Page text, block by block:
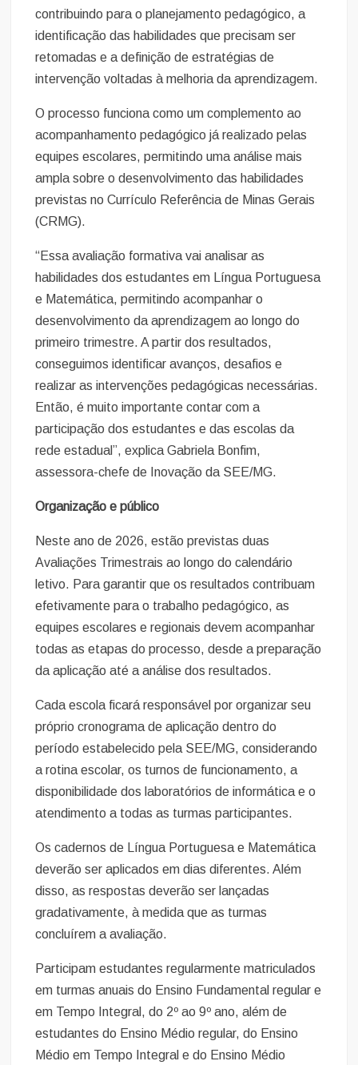
contribuindo para o planejamento pedagógico, a
identificação das habilidades que precisam ser
retomadas e a definição de estratégias de
intervenção voltadas à melhoria da aprendizagem.
O processo funciona como um complemento ao
acompanhamento pedagógico já realizado pelas
equipes escolares, permitindo uma análise mais
ampla sobre o desenvolvimento das habilidades
previstas no Currículo Referência de Minas Gerais
(CRMG).
“Essa avaliação formativa vai analisar as
habilidades dos estudantes em Língua Portuguesa
e Matemática, permitindo acompanhar o
desenvolvimento da aprendizagem ao longo do
primeiro trimestre. A partir dos resultados,
conseguimos identificar avanços, desafios e
realizar as intervenções pedagógicas necessárias.
Então, é muito importante contar com a
participação dos estudantes e das escolas da
rede estadual”, explica Gabriela Bonfim,
assessora-chefe de Inovação da SEE/MG.
Organização e público
Neste ano de 2026, estão previstas duas
Avaliações Trimestrais ao longo do calendário
letivo. Para garantir que os resultados contribuam
efetivamente para o trabalho pedagógico, as
equipes escolares e regionais devem acompanhar
todas as etapas do processo, desde a preparação
da aplicação até a análise dos resultados.
Cada escola ficará responsável por organizar seu
próprio cronograma de aplicação dentro do
período estabelecido pela SEE/MG, considerando
a rotina escolar, os turnos de funcionamento, a
disponibilidade dos laboratórios de informática e o
atendimento a todas as turmas participantes.
Os cadernos de Língua Portuguesa e Matemática
deverão ser aplicados em dias diferentes. Além
disso, as respostas deverão ser lançadas
gradativamente, à medida que as turmas
concluírem a avaliação.
Participam estudantes regularmente matriculados
em turmas anuais do Ensino Fundamental regular e
em Tempo Integral, do 2º ao 9º ano, além de
estudantes do Ensino Médio regular, do Ensino
Médio em Tempo Integral e do Ensino Médio